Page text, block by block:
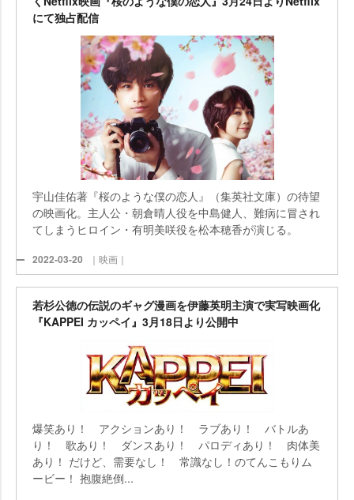
にて独占配信
宇山佳佑著『桜のような僕の恋人』（集英社文庫）の待望
の映画化。主人公・朝倉晴人役を中島健人、難病に冒され
てしまうヒロイン・有明美咲役を松本穂香が演じる。
2022-03-20 ｜映画｜
若杉公徳の伝説のギャグ漫画を伊藤英明主演で実写映画化
『KAPPEI カッペイ』3月18日より公開中
爆笑あり！ アクションあり！ ラブあり！ バトルあ
り！ 歌あり！ ダンスあり！ パロディあり！ 肉体美
あり！ だけど、需要なし！ 常識なし！のてんこもりム
ービー！ 抱腹絶倒...